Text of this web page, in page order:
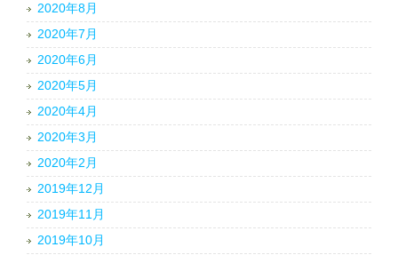
2020年8月
2020年7月
2020年6月
2020年5月
2020年4月
2020年3月
2020年2月
2019年12月
2019年11月
2019年10月